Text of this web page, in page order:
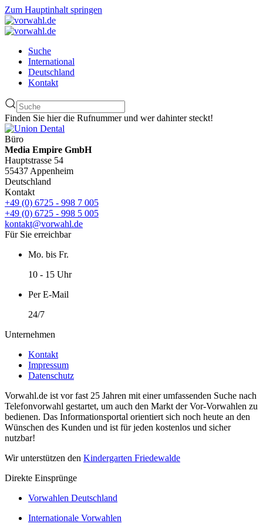
Zum Hauptinhalt springen
Suche
International
Deutschland
Kontakt
Finden Sie hier die Rufnummer und wer dahinter steckt!
Büro
Media Empire GmbH
Hauptstrasse 54
55437 Appenheim
Deutschland
Kontakt
+49 (0) 6725 - 998 7 005
+49 (0) 6725 - 998 5 005
kontakt@vorwahl.de
Für Sie erreichbar
Mo. bis Fr.
10 - 15 Uhr
Per E-Mail
24/7
Unternehmen
Kontakt
Impressum
Datenschutz
Vorwahl.de ist vor fast 25 Jahren mit einer umfassenden Suche nach
Telefonvorwahl gestartet, um auch den Markt der Vor-Vorwahlen zu
bedienen. Das Informationsportal orientiert sich noch heute an den
Wünschen des Kunden und ist für jeden kostenlos und sicher
nutzbar!
Wir unterstützen den Kindergarten Friedewalde
Direkte Einsprünge
Vorwahlen Deutschland
Internationale Vorwahlen